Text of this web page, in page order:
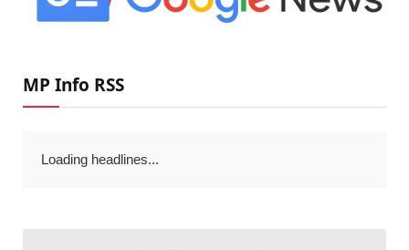
MP Info RSS
Loading headlines...